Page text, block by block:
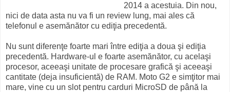
2014 a acestuia. Din nou,
nici de data asta nu va fi un review lung, mai ales că
telefonul e asemănător cu ediţia precedentă.
Nu sunt diferenţe foarte mari între ediţia a doua şi ediţia
precedentă. Hardware-ul e foarte asemănător, cu acelaşi
procesor, aceeaşi unitate de procesare grafică şi aceeaşi
cantitate (deja insuficientă) de RAM. Moto G2 e simţitor mai
mare, vine cu un slot pentru carduri MicroSD de până la